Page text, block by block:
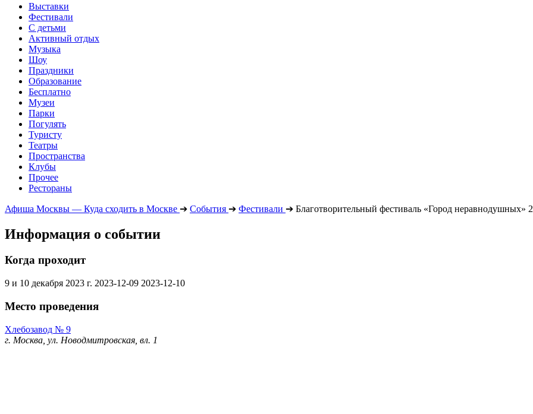
Выставки
Фестивали
С детьми
Активный отдых
Музыка
Шоу
Праздники
Образование
Бесплатно
Музеи
Парки
Погулять
Туристу
Театры
Пространства
Клубы
Прочее
Рестораны
Афиша Москвы — Куда сходить в Москве ➔ События ➔ Фестивали ➔ Благотворительный фестиваль «Город неравнодушных»
Информация о событии
Когда проходит
9 и 10 декабря 2023 г. 2023-12-09 2023-12-10
Место проведения
Хлебозавод № 9
г. Москва, ул. Новодмитровская, вл. 1